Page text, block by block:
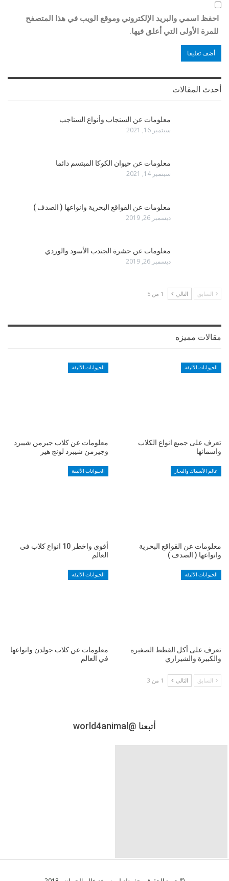
احفظ اسمي والبريد الإلكتروني وموقع الويب في هذا المتصفح
للمرة الأولى التي أعلق فيها.
أحدث المقالات
معلومات عن السنجاب وأنواع السناجب
سبتمبر 16, 2021
معلومات عن حيوان الكوكا المبتسم دائما
سبتمبر 14, 2021
معلومات عن القواقع البحرية وانواعها ( الصدف )
ديسمبر 26, 2019
معلومات عن حشرة الجندب الأسود والوردي
ديسمبر 26, 2019
السابق التالي 1 من 5
مقالات مميزه
الحيوانات الأليفة
تعرف على جميع انواع الكلاب
واسمائها
الحيوانات الأليفة
معلومات عن كلاب جيرمن شيبرد
وجيرمن شيبرد لونج هير
عالم الأسماك والبحار
معلومات عن القواقع البحرية
وانواعها ( الصدف )
الحيوانات الأليفة
أقوى واخطر 10 انواع كلاب في
العالم
الحيوانات الأليفة
تعرف على أكل القطط الصغيره
والكبيرة والشيرازي
الحيوانات الأليفة
معلومات عن كلاب جولدن وانواعها
في العالم
السابق التالي 1 من 3
أتبعنا @world4animal